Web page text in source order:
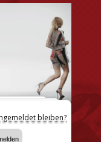
bleiben?